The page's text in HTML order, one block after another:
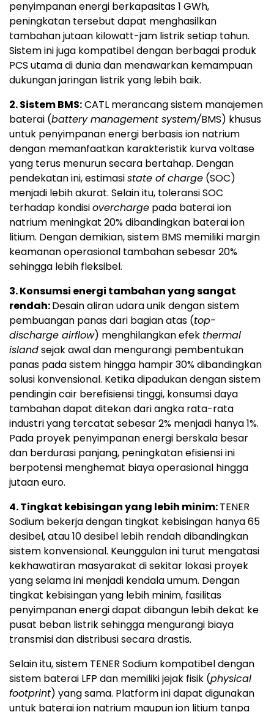
penyimpanan energi berkapasitas 1 GWh,
peningkatan tersebut dapat menghasilkan
tambahan jutaan kilowatt-jam listrik setiap tahun.
Sistem ini juga kompatibel dengan berbagai produk
PCS utama di dunia dan menawarkan kemampuan
dukungan jaringan listrik yang lebih baik.
2. Sistem BMS:CATL merancang sistem manajemen
baterai (battery management system/BMS) khusus
untuk penyimpanan energi berbasis ion natrium
dengan memanfaatkan karakteristik kurva voltase
yang terus menurun secara bertahap. Dengan
pendekatan ini, estimasistate of charge (SOC)
menjadi lebih akurat. Selain itu, toleransi SOC
terhadap kondisiovercharge pada baterai ion
natrium meningkat 20% dibandingkan baterai ion
litium. Dengan demikian, sistem BMS memiliki margin
keamanan operasional tambahan sebesar 20%
sehingga lebih fleksibel.
3. Konsumsi energi tambahan yang sangat
rendah:Desain aliran udara unik dengan sistem
pembuangan panas dari bagian atas (top-
discharge airflow) menghilangkan efek thermal
islandsejak awal dan mengurangi pembentukan
panas pada sistem hingga hampir 30% dibandingkan
solusi konvensional. Ketika dipadukan dengan sistem
pendingin cair berefisiensi tinggi, konsumsi daya
tambahan dapat ditekan dari angka rata-rata
industri yang tercatat sebesar 2% menjadi hanya 1%.
Pada proyek penyimpanan energi berskala besar
dan berdurasi panjang, peningkatan efisiensi ini
berpotensi menghemat biaya operasional hingga
jutaan euro.
4. Tingkat kebisingan yang lebih minim:TENER
Sodium bekerja dengan tingkat kebisingan hanya 65
desibel, atau 10 desibel lebih rendah dibandingkan
sistem konvensional. Keunggulan ini turut mengatasi
kekhawatiran masyarakat di sekitar lokasi proyek
yang selama ini menjadi kendala umum. Dengan
tingkat kebisingan yang lebih minim, fasilitas
penyimpanan energi dapat dibangun lebih dekat ke
pusat beban listrik sehingga mengurangi biaya
transmisi dan distribusi secara drastis.
Selain itu, sistem TENER Sodium kompatibel dengan
sistem baterai LFP dan memiliki jejak fisik (physical
footprint) yang sama. Platform ini dapat digunakan
untuk baterai ion natrium maupun ion litium tanpa